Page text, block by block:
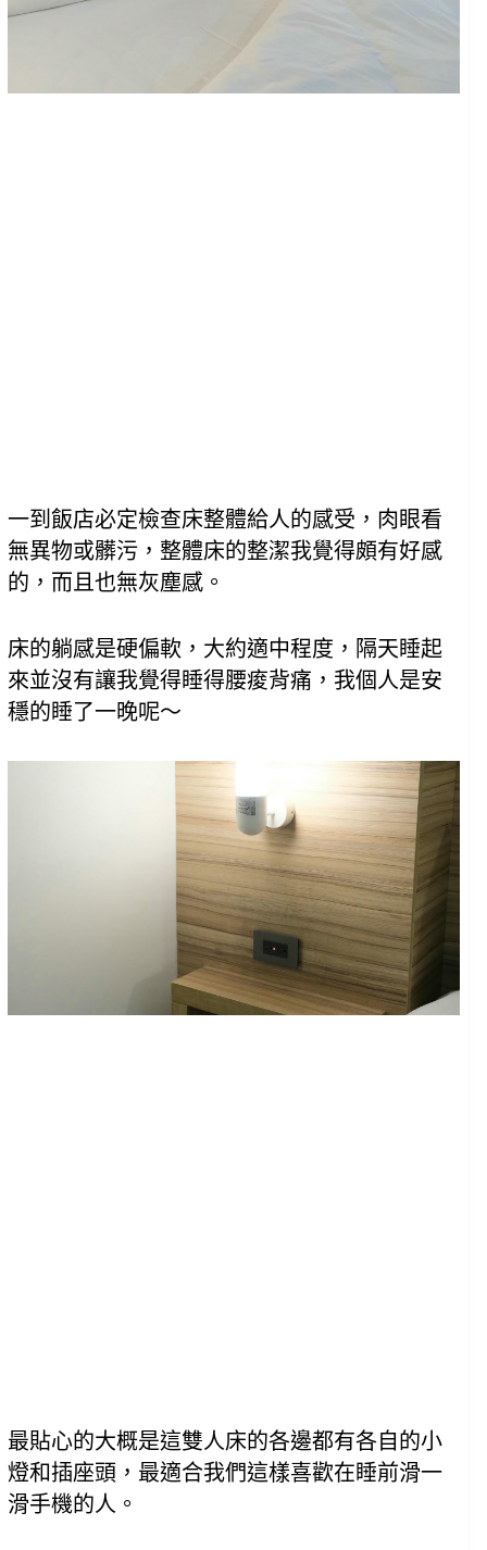
一到飯店必定檢查床整體給人的感受，肉眼看
無異物或髒污，整體床的整潔我覺得頗有好感
的，而且也無灰塵感。
床的躺感是硬偏軟，大約適中程度，隔天睡起
來並沒有讓我覺得睡得腰痠背痛，我個人是安
穩的睡了一晚呢～
最貼心的大概是這雙人床的各邊都有各自的小
燈和插座頭，最適合我們這樣喜歡在睡前滑一
滑手機的人。